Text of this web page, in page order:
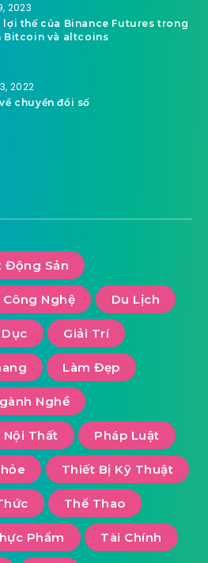
2023
lợi thế của Binance Futures trong
Bitcoin và altcoins
2022
chuyển đổi số
Động Sản
Công Nghệ Du Lịch
Giải Trí
Làm Đẹp
Nghề
Nội Thất Pháp Luật
Thiết Bị Kỹ Thuật
Thể Thao
Phẩm Tài Chính